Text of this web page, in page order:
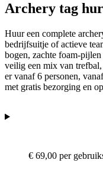
Archery tag
Huur een complete
bedrijfsuitje of actieve
bogen, zachte foam-
veilig een mix van
er vanaf 6 personen,
met gratis bezorging en
€ 69,00 per